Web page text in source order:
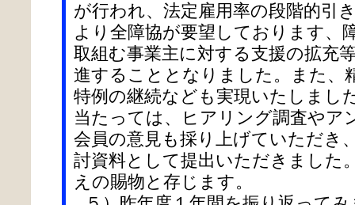
が行われ、法定雇用率の段階的引
より全障協が要望しております、
取組む事業主に対する支援の拡充
進することとなりました。また、
特例の継続なども実現いたしまし
当たっては、ヒアリング調査やア
会員の意見も採り上げていただき
討資料として提出いただきました
えの賜物と存じます。